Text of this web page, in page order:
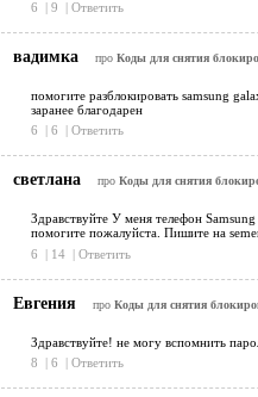
6
| 9 | Ответить
вадимка про Коды для снятия
помогите разблокировать samsung
заранее благодарен
6
| 6 | Ответить
светлана про Коды для снятия
Здравствуйте У меня телефон
помогите пожалуйста. Пишите на
6
| 14 | Ответить
Евгения про Коды для снятия
Здравствуйте! не могу вспомнить
8
| 6 | Ответить